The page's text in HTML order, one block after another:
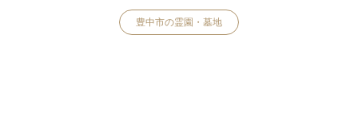
豊中市の霊園・墓地